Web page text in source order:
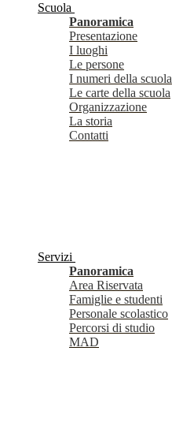
Scuola
Panoramica
Presentazione
I luoghi
Le persone
I numeri della scuola
Le carte della scuola
Organizzazione
La storia
Contatti
Servizi
Panoramica
Area Riservata
Famiglie e studenti
Personale scolastico
Percorsi di studio
MAD